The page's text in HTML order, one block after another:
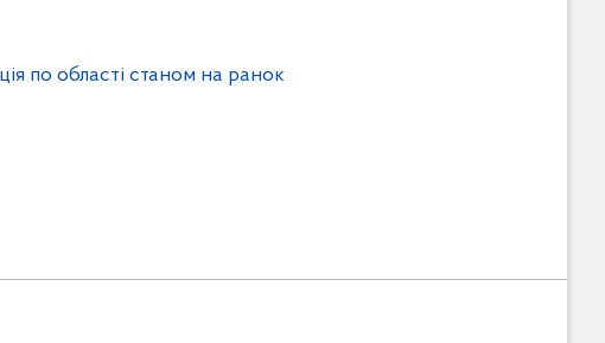
по області станом на ранок